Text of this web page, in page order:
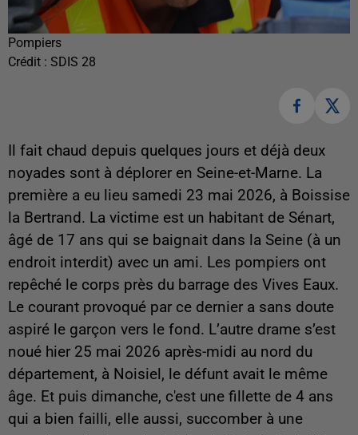
Pompiers
Crédit : SDIS 28
Il fait chaud depuis quelques jours et déjà deux
noyades sont à déplorer en Seine-et-Marne. La
première a eu lieu samedi 23 mai 2026, à Boissise
la Bertrand. La victime est un habitant de Sénart,
âgé de 17 ans qui se baignait dans la Seine (à un
endroit interdit) avec un ami. Les pompiers ont
repêché le corps près du barrage des Vives Eaux.
Le courant provoqué par ce dernier a sans doute
aspiré le garçon vers le fond. L’autre drame s’est
noué hier 25 mai 2026 après-midi au nord du
département, à Noisiel, le défunt avait le même
âge. Et puis dimanche, c'est une fillette de 4 ans
qui a bien failli, elle aussi, succomber à une